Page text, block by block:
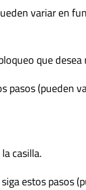
variar en
que desea
pasos (pueden
casilla.
siga estos pasos